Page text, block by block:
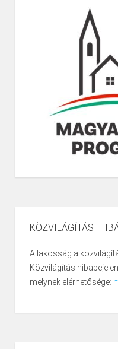
KÖZVILÁGÍTÁSI
A lakosság a
Közvilágítás
melynek elérhetősége: